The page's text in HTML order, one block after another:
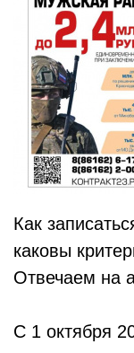
Как
каковы
Отвечаем на
С 1 октября